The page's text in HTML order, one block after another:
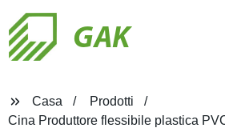
GAK
Casa
Prodotti
Cina Produttore flessibile plastica